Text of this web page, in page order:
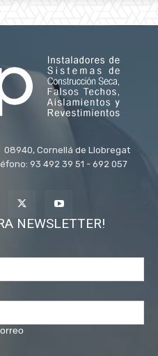
Cornellá de Llobregat
492 39 51 - 692 057
NEWSLETTER!